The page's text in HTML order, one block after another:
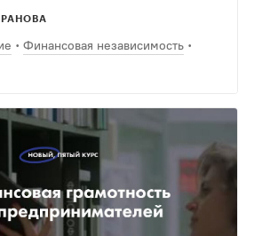
Корреспондент Наталья
с экспертом и узнала,…
Финансовая независимость